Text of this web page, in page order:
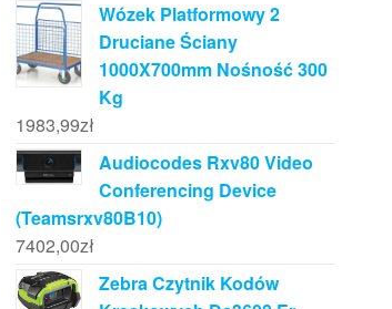
Wózek Platformowy 2
Druciane Ściany
1000X700mm Nośność 300
Kg
1983,99zł
Audiocodes Rxv80 Video
Conferencing Device
(Teamsrxv80B10)
7402,00zł
Zebra Czytnik Kodów